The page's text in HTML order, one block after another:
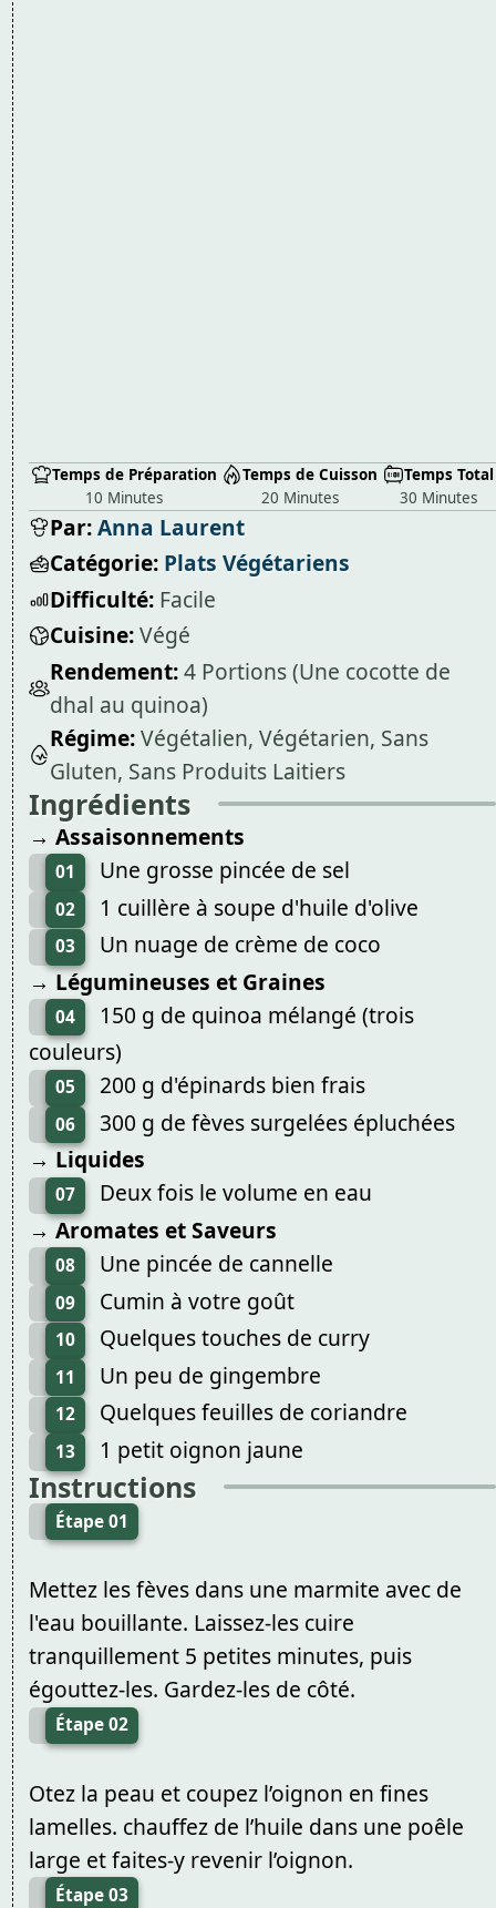
Temps de Préparation
10 Minutes
Temps de Cuisson
20 Minutes
Temps Total
30 Minutes
Par:Anna Laurent
Catégorie: Plats Végétariens
Difficulté: Facile
Cuisine:Végé
Rendement:4 Portions (Une cocotte de
dhal au quinoa)
Régime:Végétalien, Végétarien, Sans
Gluten, Sans Produits Laitiers
Ingrédients
→ Assaisonnements
01 Une grosse pincée de sel
02 1 cuillère à soupe d'huile d'olive
03
Un nuage de crème de coco
→ Légumineuses et Graines
04
150 g de quinoa mélangé (trois
couleurs)
05 200 g d'épinards bien frais
06
300 g de fèves surgelées épluchées
→ Liquides
07
Deux fois le volume en eau
→ Aromates et Saveurs
08 Une pincée de cannelle
09 Cumin à votre goût
10 Quelques touches de curry
11 Un peu de gingembre
12 Quelques feuilles de coriandre
13 1 petit oignon jaune
Instructions
Étape 01
Mettez les fèves dans une marmite avec de
l'eau bouillante. Laissez-les cuire
tranquillement 5 petites minutes, puis
égouttez-les. Gardez-les de côté.
Étape 02
Otez la peau et coupez l’oignon en fines
lamelles. chauffez de l’huile dans une poêle
large et faites-y revenir l’oignon.
Étape 03